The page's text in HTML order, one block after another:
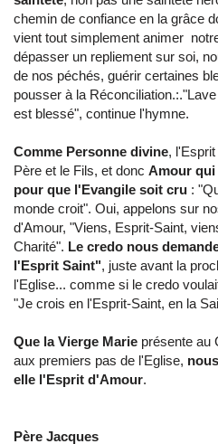
chemin de confiance en la grâce
vient tout simplement animer
dépasser un repliement sur soi,
de nos péchés, guérir certaines
pousser à la
est blessé", continue l'hymne.
Comme Personne divine,
Père et le Fils, et donc Amour qui
pour que l'Evangile soit cru :
monde croit". Oui, appelons sur
d'Amour, "Viens, Esprit-Saint,
Charité". Le credo nous
l'Esprit Saint", juste avant la
l'Eglise... comme si le credo
"Je crois en l'Esprit-Saint, en la
Que la Vierge Marie présente au
aux premiers pas de l'Eglise,
elle l'Esprit d'Amour.
Père Jacques